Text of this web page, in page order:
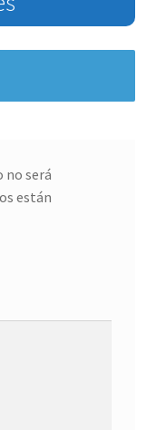
no será
están